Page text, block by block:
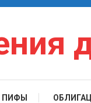
ПИФЫ